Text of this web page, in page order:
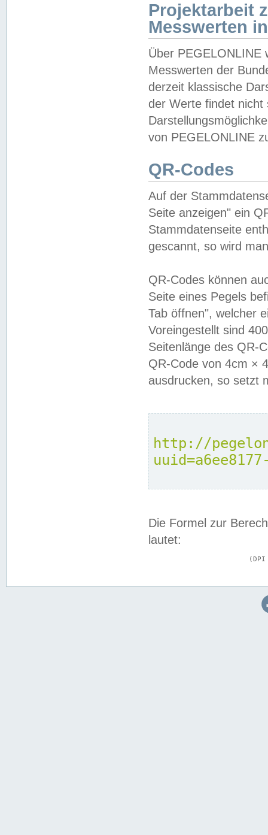
Projektarbeit
Messwerten
Über PEGELONLINE
Messwerten der
derzeit klassische
der Werte findet
von PEGELONLINE
QR-Codes
Auf der
Seite anzeigen" ein
Stammdatenseite
gescannt, so wird
QR-Codes können
Seite eines Pegels
Tab öffnen", welcher
Voreingestellt sind
Seitenlänge des QR-
QR-Code von 4cm ×
ausdrucken, so setzt
http://
Die Formel zur
lautet: